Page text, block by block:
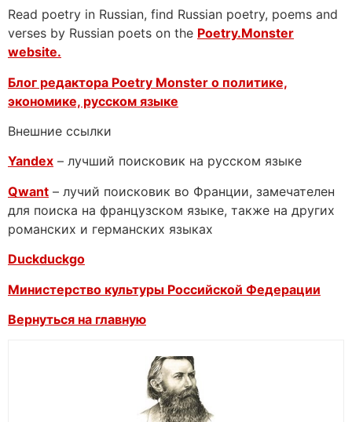
Read poetry in Russian, find Russian poetry, poems and
verses by Russian poets on the Poetry.Monster
website.
Блог редактора Poetry Monster о политике,
экономике, русском языке
Внешние ссылки
Yandex – лучший поисковик на русском языке
Qwant – лучий поисковик во Франции, замечателен
для поиска на французском языке, также на других
романских и германских языках
Duckduckgo
Министерство культуры Российской Федерации
Вернуться на главную